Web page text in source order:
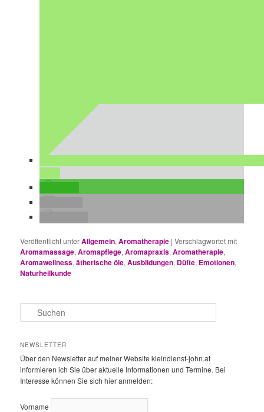
Veröffentlicht unterAllgemein,Aromatherapie |Verschlagwortet mit
Aromamassage,Aromapflege,Aromapraxis,Aromatherapie,
Aromawellness,ätherische öle,Ausbildungen, Düfte, Emotionen,
Naturheilkunde
u
h
e
n
NEWSLETTER
Über den Newsletter auf meiner Website kleindienst-john.at
informieren ich Sie über aktuelle Informationen und Termine. Bei
Interesse können Sie sich hier anmelden:
Vorname